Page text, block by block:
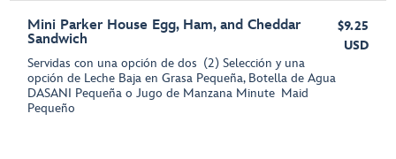
Mini Parker House Egg, Ham, and Cheddar
Sandwich
Servidas con una opción de dos (2) Selección y una
opción de Leche Baja en Grasa Pequeña, Botella de Agua
DASANI Pequeña o Jugo de Manzana Minute Maid
Pequeño
$9.25
USD